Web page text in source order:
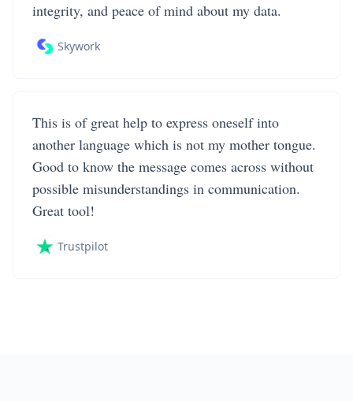
integrity, and peace of mind about my data.
Skywork
This is of great help to express oneself into
another language which is not my mother tongue.
Good to know the message comes across without
possible misunderstandings in communication.
Great tool!
Trustpilot